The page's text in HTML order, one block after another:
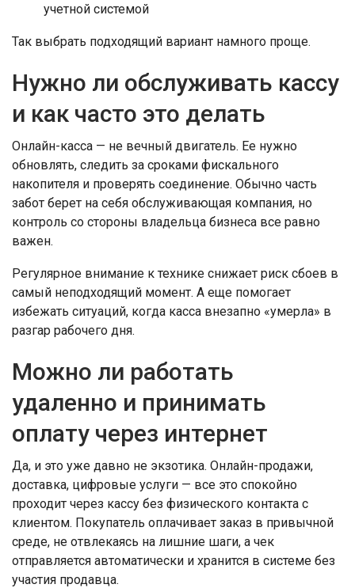
учетной системой
Так выбрать подходящий вариант намного проще.
Нужно ли обслуживать кассу
и как часто это делать
Онлайн-касса — не вечный двигатель. Ее нужно
обновлять, следить за сроками фискального
накопителя и проверять соединение. Обычно часть
забот берет на себя обслуживающая компания, но
контроль со стороны владельца бизнеса все равно
важен.
Регулярное внимание к технике снижает риск сбоев в
самый неподходящий момент. А еще помогает
избежать ситуаций, когда касса внезапно «умерла» в
разгар рабочего дня.
Можно ли работать
удаленно и принимать
оплату через интернет
Да, и это уже давно не экзотика. Онлайн-продажи,
доставка, цифровые услуги — все это спокойно
проходит через кассу без физического контакта с
клиентом. Покупатель оплачивает заказ в привычной
среде, не отвлекаясь на лишние шаги, а чек
отправляется автоматически и хранится в системе без
участия продавца.